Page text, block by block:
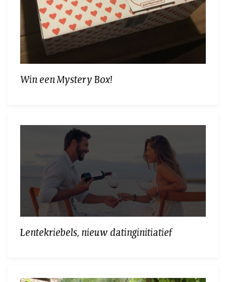
Win een Mystery Box!
Lentekriebels, nieuw datinginitiatief